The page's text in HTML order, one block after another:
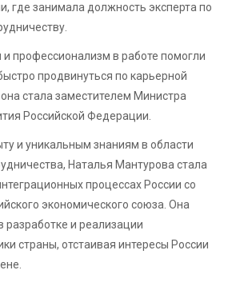
где занимала должность эксперта по
профессионализм в работе помогли
продвинуться по карьерной
стала заместителем Министра
Российской Федерации.
и уникальным знаниям в области
Наталья Мантурова стала
процессах России со
экономического союза. Она
разработке и реализации
страны, отстаивая интересы России